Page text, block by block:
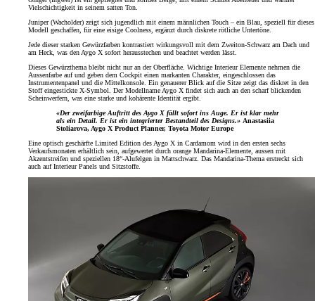
Vielschichtigkeit in seinem satten Ton.
Juniper (Wacholder) zeigt sich jugendlich mit einem männlichen Touch – ein Blau, speziell für dieses
Modell geschaffen, für eine eisige Coolness, ergänzt durch diskrete rötliche Untertöne.
Jede dieser starken Gewürzfarben kontrastiert wirkungsvoll mit dem Zweiton-Schwarz am Dach und
am Heck, was den Aygo X sofort herausstechen und beachtet werden lässt.
Dieses Gewürzthema bleibt nicht nur an der Oberfläche. Wichtige Interieur Elemente nehmen die
Aussenfarbe auf und geben dem Cockpit einen markanten Charakter, eingeschlossen das
Instrumentenpanel und die Mittelkonsole. Ein genauerer Blick auf die Sitze zeigt das diskret in den
Stoff eingestickte X-Symbol. Der Modellname Aygo X findet sich auch an den scharf blickenden
Scheinwerfern, was eine starke und kohärente Identität ergibt.
«Der zweifarbige Auftritt des Aygo X fällt sofort ins Auge. Er ist klar mehr
als ein Detail. Er ist ein integrierter Bestandteil des Designs.» Anastasiia
Stoliarova, Aygo X Product Planner, Toyota Motor Europe
Eine optisch geschärfte Limited Edition des Aygo X in Cardamom wird in den ersten sechs
Verkaufsmonaten erhältlich sein, aufgewertet durch orange Mandarina-Elemente, aussen mit
Akzentstreifen und speziellen 18“-Alufelgen in Mattschwarz. Das Mandarina-Thema erstreckt sich
auch auf Interieur Panels und Sitzstoffe.